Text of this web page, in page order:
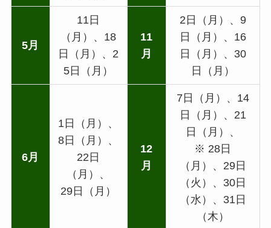
5月
11日
（月）、18
日（月）、2
5日（月）
11
月
2日（月）、9
日（月）、16
日（月）、30
日（月）
6月
1日（月）、
8日（月）、
22日
（月）、
29日（月）
12
月
7日（月）、14
日（月）、21
日（月）、
※ 28日
（月）、29日
（火）、30日
（水）、31日
（木）